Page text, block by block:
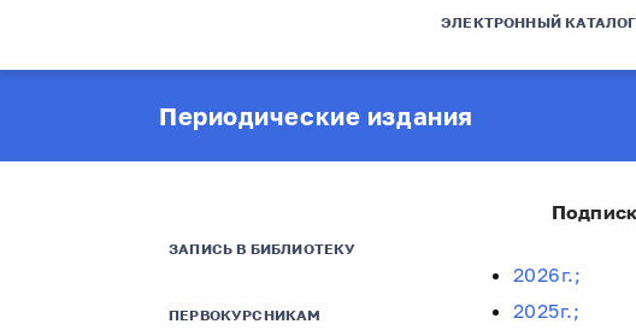
ЭЛЕКТРОННЫЙ
Периодические издания
ЗАПИСЬ В БИБЛИОТЕКУ
ПЕРВОКУРСНИКАМ
2026г.;
2025г.;